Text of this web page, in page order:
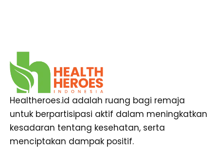
Healtheroes.id adalah ruang bagi remaja
untuk berpartisipasi aktif dalam meningkatkan
kesadaran tentang kesehatan, serta
menciptakan dampak positif.